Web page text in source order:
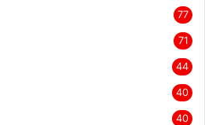
77
71
44
40
40